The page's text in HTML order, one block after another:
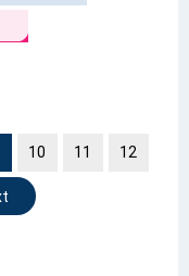
10 11 12